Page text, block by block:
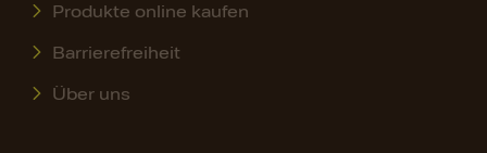
Produkte online kaufen
Barrierefreiheit
Über uns